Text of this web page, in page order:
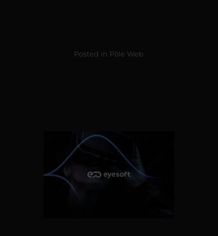
Posted in Põle Web